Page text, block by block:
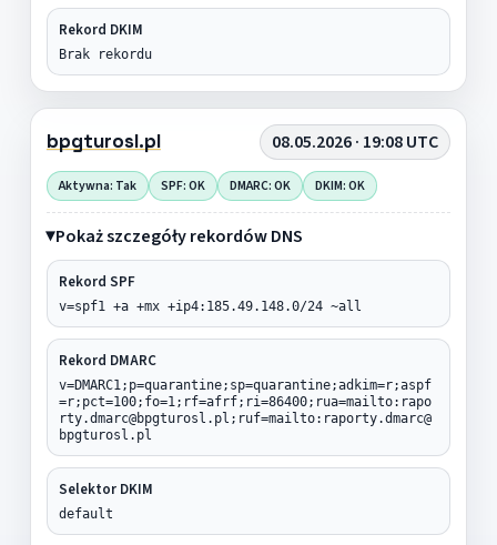
Rekord DKIM
Brak rekordu
bpgturosl.pl 08.05.2026 · 19:08 UTC
Aktywna: Tak SPF: OK DMARC: OK DKIM: OK
Pokaż szczegóły rekordów DNS
Rekord SPF
v=spf1 +a +mx +ip4:185.49.148.0/24 ~all
Rekord DMARC
v=DMARC1;p=quarantine;sp=quarantine;adkim=r;aspf
=r;pct=100;fo=1;rf=afrf;ri=86400;rua=mailto:rapo
rty.dmarc@bpgturosl.pl;ruf=mailto:raporty.dmarc@
bpgturosl.pl
Selektor DKIM
default